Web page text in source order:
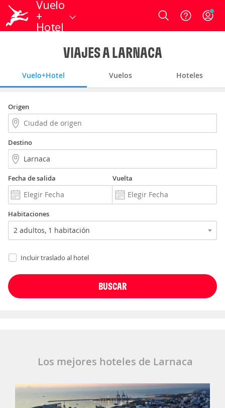
Vuelo
+
Hotel
Login
VIAJES A LARNACA
Vuelo+Hotel Vuelos Hoteles
Origen
Destino
Fecha de salida Vuelta
Habitaciones
Incluir traslado al hotel
Los mejores hoteles de Larnaca